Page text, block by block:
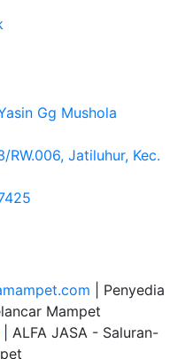
Gg Mushola
Jatiluhur, Kec.
| Penyedia
Mampet
| ALFA JASA - Saluran-